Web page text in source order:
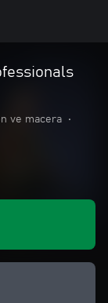
ve macera
•